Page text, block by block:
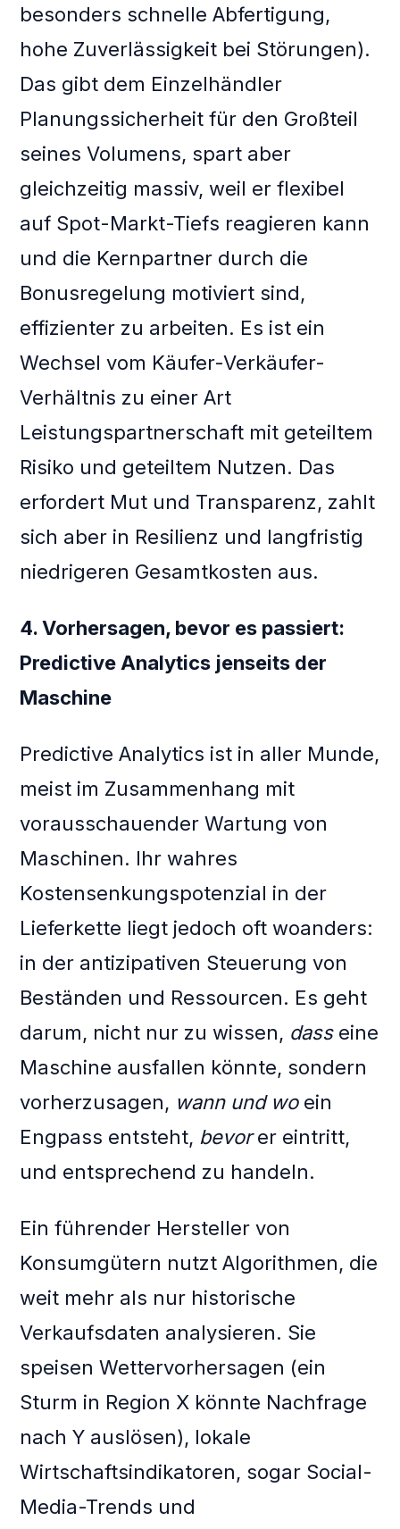
besonders schnelle Abfertigung,
hohe Zuverlässigkeit bei Störungen).
Das gibt dem Einzelhändler
Planungssicherheit für den Großteil
seines Volumens, spart aber
gleichzeitig massiv, weil er flexibel
auf Spot-Markt-Tiefs reagieren kann
und die Kernpartner durch die
Bonusregelung motiviert sind,
effizienter zu arbeiten. Es ist ein
Wechsel vom Käufer-Verkäufer-
Verhältnis zu einer Art
Leistungspartnerschaft mit geteiltem
Risiko und geteiltem Nutzen. Das
erfordert Mut und Transparenz, zahlt
sich aber in Resilienz und langfristig
niedrigeren Gesamtkosten aus.
4. Vorhersagen, bevor es passiert:
Predictive Analytics jenseits der
Maschine
Predictive Analytics ist in aller Munde,
meist im Zusammenhang mit
vorausschauender Wartung von
Maschinen. Ihr wahres
Kostensenkungspotenzial in der
Lieferkette liegt jedoch oft woanders:
in der antizipativen Steuerung von
Beständen und Ressourcen. Es geht
darum, nicht nur zu wissen, dasseine
Maschine ausfallen könnte, sondern
vorherzusagen, wann und woein
Engpass entsteht, bevorer eintritt,
und entsprechend zu handeln.
Ein führender Hersteller von
Konsumgütern nutzt Algorithmen, die
weit mehr als nur historische
Verkaufsdaten analysieren. Sie
speisen Wettervorhersagen (ein
Sturm in Region X könnte Nachfrage
nach Y auslösen), lokale
Wirtschaftsindikatoren, sogar Social-
Media-Trends und